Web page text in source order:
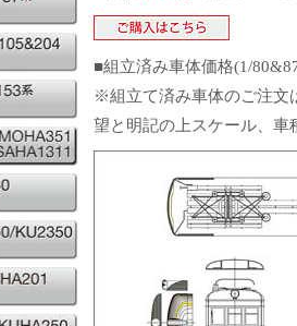
■組立済み車体価格(1/
※組立て済み車体のご注文
望と明記の上スケール、車